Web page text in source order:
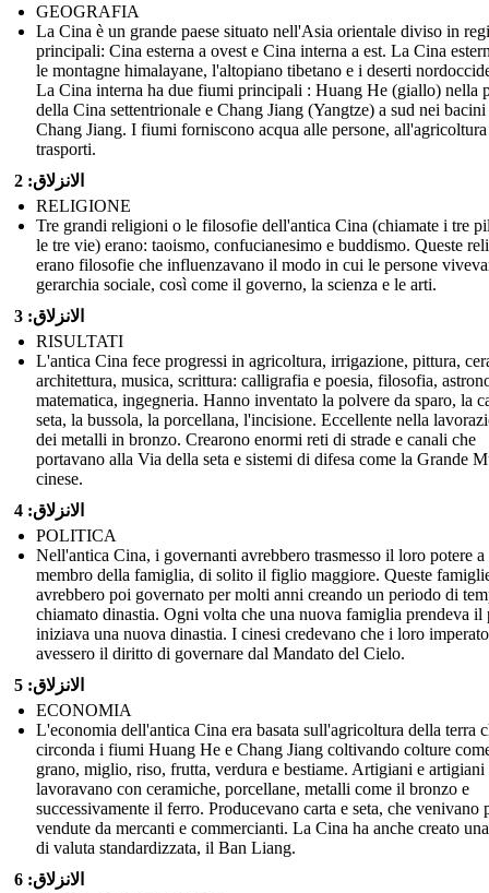
GEOGRAFIA
La Cina è un grande paese situato nell'Asia orientale diviso in
principali: Cina esterna a ovest e Cina interna a est. La Cina
le montagne himalayane, l'altopiano tibetano e i deserti
La Cina interna ha due fiumi principali : Huang He (giallo) nella
della Cina settentrionale e Chang Jiang (Yangtze) a sud nei
Chang Jiang. I fiumi forniscono acqua alle persone,
trasporti.
الانزلاق: 2
RELIGIONE
Tre grandi religioni o le filosofie dell'antica Cina (chiamate i tre
le tre vie) erano: taoismo, confucianesimo e buddismo. Queste
erano filosofie che influenzavano il modo in cui le persone
gerarchia sociale, così come il governo, la scienza e le arti.
الانزلاق: 3
RISULTATI
L'antica Cina fece progressi in agricoltura, irrigazione, pittura,
architettura, musica, scrittura: calligrafia e poesia, filosofia,
matematica, ingegneria. Hanno inventato la polvere da sparo, la
seta, la bussola, la porcellana, l'incisione. Eccellente nella
dei metalli in bronzo. Crearono enormi reti di strade e canali che
portavano alla Via della seta e sistemi di difesa come la Grande
cinese.
الانزلاق: 4
POLITICA
Nell'antica Cina, i governanti avrebbero trasmesso il loro potere a
membro della famiglia, di solito il figlio maggiore. Queste
avrebbero poi governato per molti anni creando un periodo di
chiamato dinastia. Ogni volta che una nuova famiglia prendeva il
iniziava una nuova dinastia. I cinesi credevano che i loro
avessero il diritto di governare dal Mandato del Cielo.
الانزلاق: 5
ECONOMIA
L'economia dell'antica Cina era basata sull'agricoltura della terra
circonda i fiumi Huang He e Chang Jiang coltivando colture
grano, miglio, riso, frutta, verdura e bestiame. Artigiani e artigiani
lavoravano con ceramiche, porcellane, metalli come il bronzo e
successivamente il ferro. Producevano carta e seta, che venivano
vendute da mercanti e commercianti. La Cina ha anche creato
di valuta standardizzata, il Ban Liang.
الانزلاق: 6